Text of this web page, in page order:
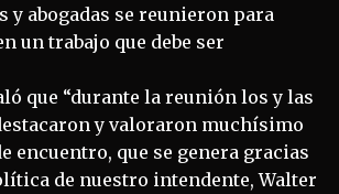
y abogadas se reunieron para
un trabajo que debe ser
que “durante la reunión los y las
y valoraron muchísimo
encuentro, que se genera gracias
de nuestro intendente, Walter